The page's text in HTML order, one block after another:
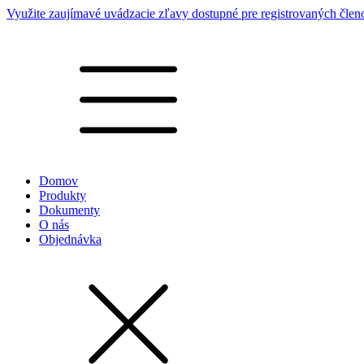
Využite zaujímavé uvádzacie zľavy dostupné pre registrovaných
Domov
Produkty
Dokumenty
O nás
Objednávka